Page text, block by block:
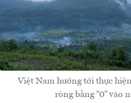
Việt Nam hướng tới thực
ròng bằng “0” vào